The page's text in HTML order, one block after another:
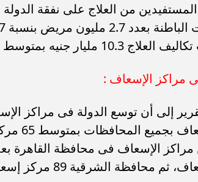
جنيه بمتوسط تكلفة 2.8 ألف جنيه للمريض الواحد.
مراكز الإسعاف :
مركز
89 مركز إسعاف، ومحافظة الدقهلية بعدد 87 مركز إسعاف.
بعد صدمة
موعد سفر بعثة الأهلي
بكأس خوان